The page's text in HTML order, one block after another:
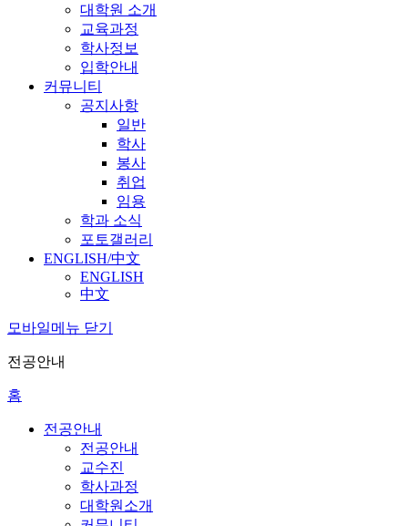
대학원 소개
교육과정
학사정보
입학안내
커뮤니티
공지사항
일반
학사
봉사
취업
임용
학과 소식
포토갤러리
ENGLISH/中文
ENGLISH
中文
모바일메뉴 닫기
전공안내
홈
전공안내
전공안내
교수진
학사과정
대학원소개